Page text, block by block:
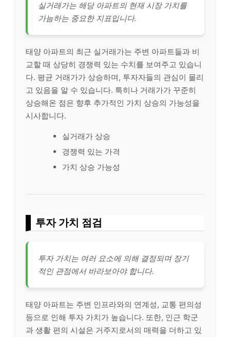
실거래가는 해당 아파트의 현재 시장 가치를
가늠하는 중요한 지표입니다.
태양 아파트의 최근 실거래가는 주변 아파트들과 비
교할 때 상당히 경쟁력 있는 수치를 보여주고 있습니
다. 평균 거래가가 상승하며, 투자자들의 관심이 몰리
고 있음을 알 수 있습니다. 특히나 거래가가 꾸준히
상승해온 점은 향후 추가적인 가치 상승의 가능성을
시사합니다.
실거래가 상승
경쟁력 있는 가격
가치 상승 가능성
투자 가치 점검
투자 가치는 여러 요소에 의해 결정되며 장기
적인 관점에서 바라보아야 합니다.
태양 아파트는 주변 인프라와의 연계성, 교통 편의성
등으로 인해 투자 가치가 높습니다. 또한, 인근 학군
과 생활 편의 시설은 거주지로서의 매력을 더하고 있